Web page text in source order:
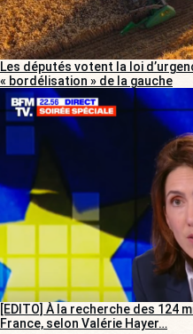
Les députés votent la loi
« bordélisation » de la gauche
[EDITO] À la recherche des 124
France, selon Valérie Hayer…